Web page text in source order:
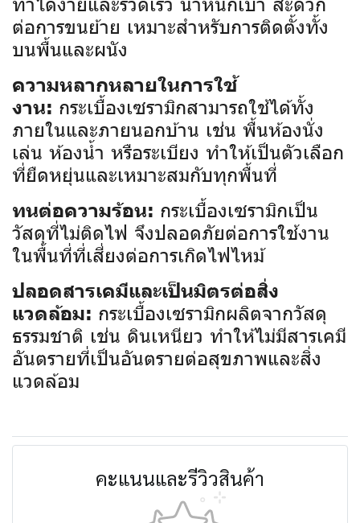
ต่อการขนย้าย เหมาะสำหรับการติดตั้งทั้ง
บนพื้นและผนัง
ความหลากหลายในการใช้
งาน: กระเบื้องเซรามิกสามารถใช้ได้ทั้ง
ภายในและภายนอกบ้าน เช่น พื้นห้องนั่ง
เล่น ห้องน้ำ หรือระเบียง ทำให้เป็นตัวเลือก
ที่ยืดหยุ่นและเหมาะสมกับทุกพื้นที่
ทนต่อความร้อน: กระเบื้องเซรามิกเป็น
วัสดุที่ไม่ติดไฟ จึงปลอดภัยต่อการใช้งาน
ในพื้นที่ที่เสี่ยงต่อการเกิดไฟไหม้
ปลอดสารเคมีและเป็นมิตรต่อสิ่ง
แวดล้อม: กระเบื้องเซรามิกผลิตจากวัสดุ
ธรรมชาติ เช่น ดินเหนียว ทำให้ไม่มีสารเคมี
อันตรายที่เป็นอันตรายต่อสุขภาพและสิ่ง
แวดล้อม
คะแนนและรีวิวสินค้า